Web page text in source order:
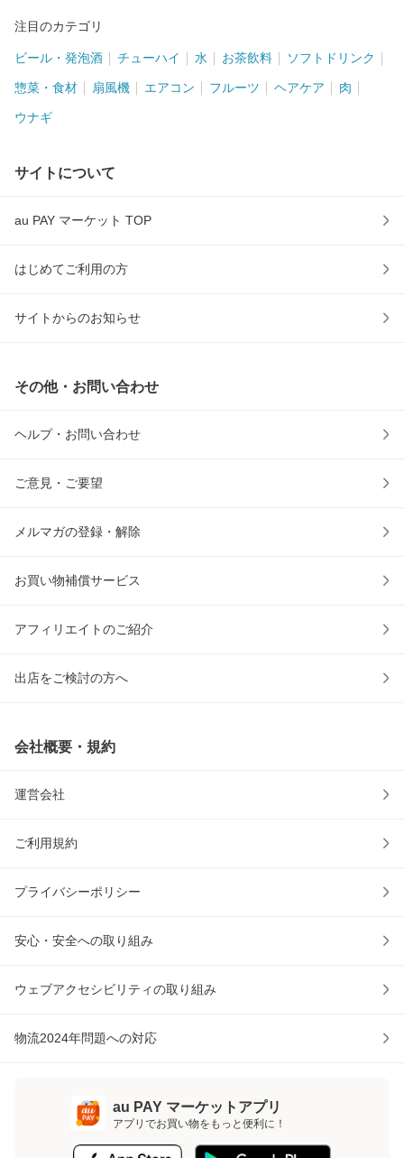
注目のカテゴリ
ビール・発泡酒 チューハイ 水 お茶飲料 ソフトドリンク
惣菜・食材 扇風機 エアコン フルーツ ヘアケア 肉
ウナギ
サイトについて
au PAY マーケット TOP
はじめてご利用の方
サイトからのお知らせ
その他・お問い合わせ
ヘルプ・お問い合わせ
ご意見・ご要望
メルマガの登録・解除
お買い物補償サービス
アフィリエイトのご紹介
出店をご検討の方へ
会社概要・規約
運営会社
ご利用規約
プライバシーポリシー
安心・安全への取り組み
ウェブアクセシビリティの取り組み
物流2024年問題への対応
au PAY マーケットアプリ
アプリでお買い物をもっと便利に！